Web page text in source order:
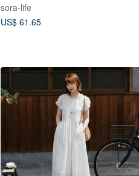
sora-life
US$ 61.65